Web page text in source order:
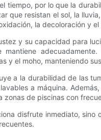
tiempo, por lo que la
que resistan el sol, la
la decoloración y
y su capacidad para
y el moho, manteniendo
a la durabilidad de las
a máquina.
de piscinas con
disfrute inmediato,